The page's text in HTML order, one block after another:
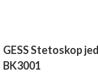
GESS Stetoskop
BK3001